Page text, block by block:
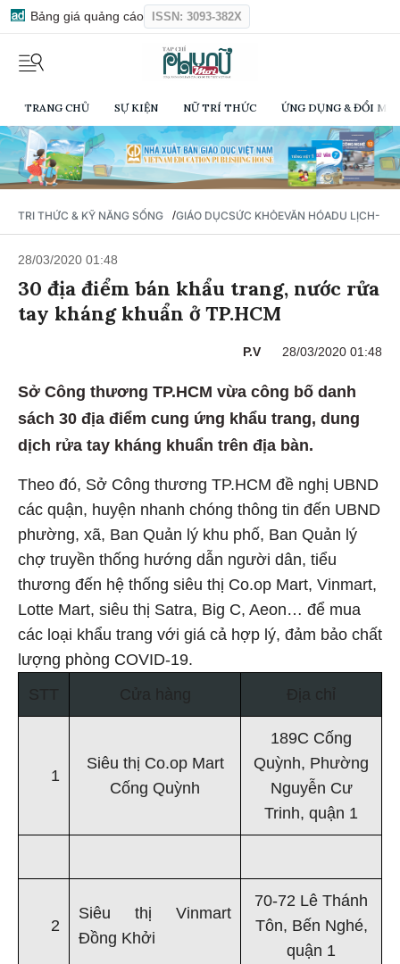
Bảng giá quảng cáo ISSN: 3093-382X
TRANG CHỦ SỰ KIỆN NỮ TRÍ THỨC ỨNG DỤNG & ĐỔI
TRI THỨC & KỸ NĂNG SỐNG /GIÁO DỤCSỨC KHỎEVĂN HÓADU LỊCH-
28/03/2020 01:48
30 địa điểm bán khẩu trang, nước rửa
tay kháng khuẩn ở TP.HCM
P.V 28/03/2020 01:48
Sở Công thương TP.HCM vừa công bố danh
sách 30 địa điểm cung ứng khẩu trang, dung
dịch rửa tay kháng khuẩn trên địa bàn.
Theo đó, Sở Công thương TP.HCM đề nghị UBND
các quận, huyện nhanh chóng thông tin đến UBND
phường, xã, Ban Quản lý khu phố, Ban Quản lý
chợ truyền thống hướng dẫn người dân, tiểu
thương đến hệ thống siêu thị Co.op Mart, Vinmart,
Lotte Mart, siêu thị Satra, Big C, Aeon… để mua
các loại khẩu trang với giá cả hợp lý, đảm bảo chất
lượng phòng COVID-19.
1
Siêu thị Co.op Mart
Cống Quỳnh
189C Cống
Quỳnh, Phường
Nguyễn Cư
Trinh, quận 1
2
Siêu thị Vinmart
Đồng Khởi
70-72 Lê Thánh
Tôn, Bến Nghé,
quận 1